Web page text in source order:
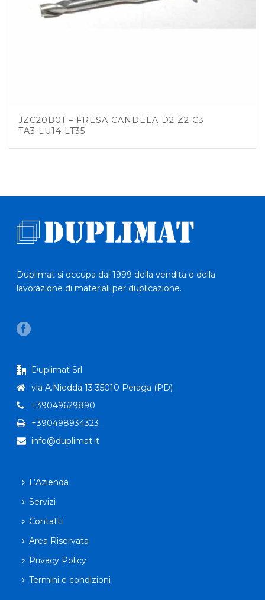
JZC20B01 – FRESA CANDELA D2 Z2 C3
TA3 LU14 LT35
Duplimat si occupa dal 1999 della vendita e della
lavorazione di materiali per duplicazione.
Duplimat Srl
via A.Niedda 13 35010 Peraga (PD)
+39049629890
+390498934323
info@duplimat.it
L’Azienda
Servizi
Contatti
Area Riservata
Privacy Policy
Termini e condizioni